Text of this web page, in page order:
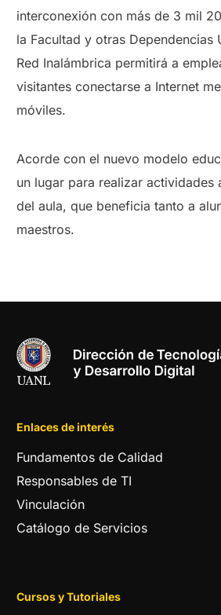
interconexión con más de 3 mil
la Facultad y otras Dependencias
Red Inalámbrica permitirá a
visitantes conectarse a Internet
móviles.
Acorde con el nuevo modelo
un lugar para realizar actividades
del aula, que beneficia tanto a
maestros.
Enlaces de interés
Fundamentos de Calidad
Responsables de TI
Vinculación
Catálogo de Servicios
Cursos y Tutoriales